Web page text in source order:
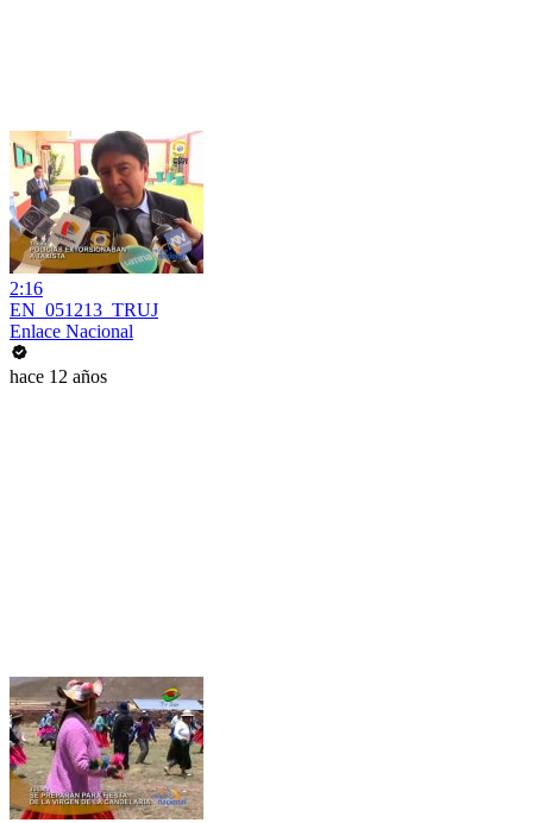
2:16
EN_051213_TRUJ
Enlace Nacional
hace 12 años